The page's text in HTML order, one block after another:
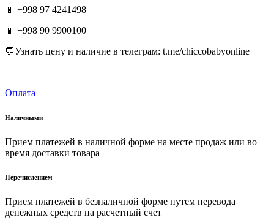
📱 +998 97 4241498
📱 +998 90 9900100
💬Узнать цену и наличие в телеграм: t.me/chiccobabyonline
Оплата
Наличными
Прием платежей в наличной форме на месте продаж или во
время доставки товара
Перечислением
Прием платежей в безналичной форме путем перевода
денежных средств на расчетный счет